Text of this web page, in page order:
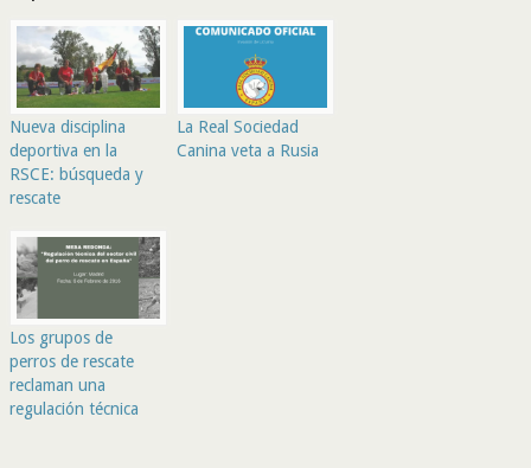
Nueva disciplina
deportiva en la
RSCE: búsqueda y
rescate
La Real Sociedad
Canina veta a Rusia
Los grupos de
perros de rescate
reclaman una
regulación técnica